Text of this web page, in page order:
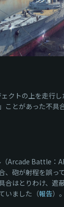
クトの上を走行
ことがあった不具
Arcade Battle：
、砲が射程を誤っ
合はとりわけ、遮
いました（報告）。